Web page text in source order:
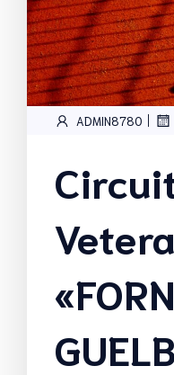
ADMIN8780 |